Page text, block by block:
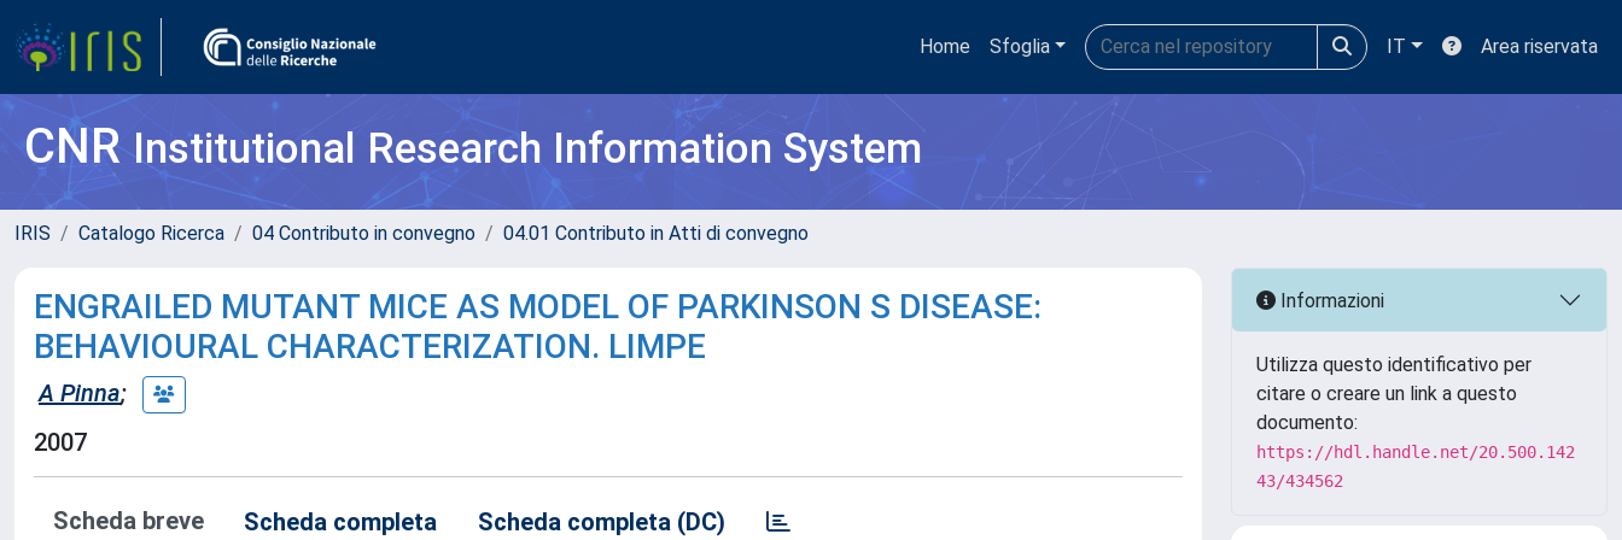
Home Sfoglia IT Area riservata
CNRInstitutional Research Information System
IRIS Catalogo Ricerca 04 Contributo in convegno 04.01 Contributo in Atti di convegno
ENGRAILED MUTANT MICE AS MODEL OF PARKINSON S DISEASE:
BEHAVIOURAL CHARACTERIZATION. LIMPE
A Pinna;
2007
Scheda breve Scheda completa Scheda completa (DC)
Informazioni
Utilizza questo identificativo per
citare o creare un link a questo
documento:
https://hdl.handle.net/20.500.142
43/434562